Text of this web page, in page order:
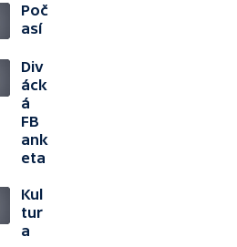
Poč
así
Div
áck
á
FB
ank
eta
Kul
tur
a